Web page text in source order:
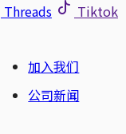
Threads
Tiktok
加入我们
公司新闻